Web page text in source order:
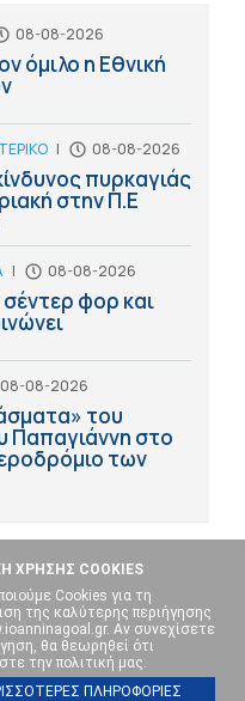
ΧΡΗΣΗΣ COOKIES
Cookies για τη
της καλύτερης περιήγησης
Αν συνεχίσετε
θα θεωρηθεί ότι
την πολιτική μας.
ΠΛΗΡΟΦΟΡΙΕΣ
08-08-2026
όμιλο η Εθνική
| 08-08-2026
πυρκαγιάς
στην Π.Ε
| 08-08-2026
φορ και
08-08-2026
του
στο
των